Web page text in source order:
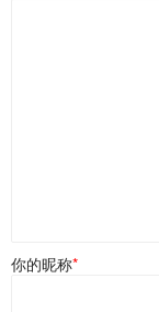
你的昵称*